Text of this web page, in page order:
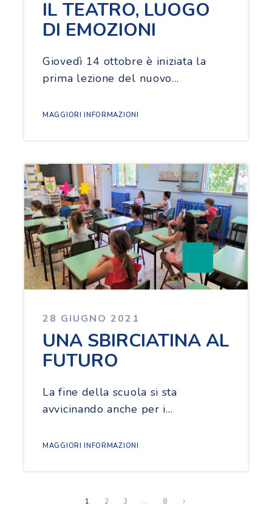
IL TEATRO, LUOGO
DI EMOZIONI
Giovedì 14 ottobre è iniziata la
prima lezione del nuovo…
MAGGIORI INFORMAZIONI
28 GIUGNO 2021
UNA SBIRCIATINA AL
FUTURO
La fine della scuola si sta
avvicinando anche per i…
MAGGIORI INFORMAZIONI
1 2 3 … 8